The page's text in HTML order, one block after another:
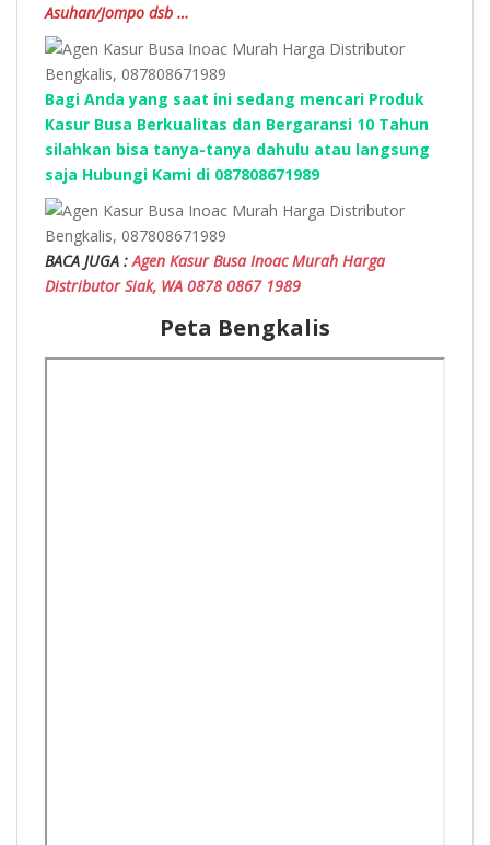
Asuhan/Jompo dsb …
Bagi Anda yang saat ini sedang mencari Produk
Kasur Busa Berkualitas dan Bergaransi 10 Tahun
silahkan bisa tanya-tanya dahulu atau langsung
saja Hubungi Kami di 087808671989
BACA JUGA :Agen Kasur Busa Inoac Murah Harga
Distributor Siak, WA 0878 0867 1989
Peta Bengkalis